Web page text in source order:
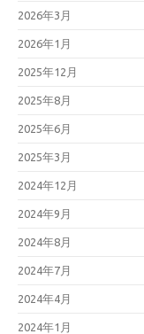
2026年3月
2026年1月
2025年12月
2025年8月
2025年6月
2025年3月
2024年12月
2024年9月
2024年8月
2024年7月
2024年4月
2024年1月